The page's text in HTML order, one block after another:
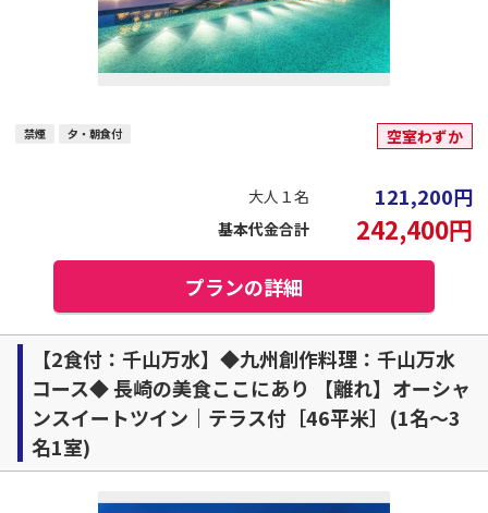
禁煙 夕・朝食付 空室わずか
大人１名 121,200円
基本代金合計 242,400円
プランの詳細
【2食付：千山万水】◆九州創作料理：千山万水
コース◆ 長崎の美食ここにあり 【離れ】オーシャ
ンスイートツイン｜テラス付［46平米］(1名～3
名1室)